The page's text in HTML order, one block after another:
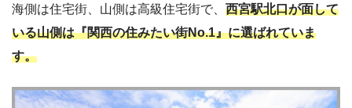
海側は住宅街、山側は高級住宅街で、 西宮駅北口が面して
いる山側は『関西の住みたい街No.1』に選ばれていま
す。